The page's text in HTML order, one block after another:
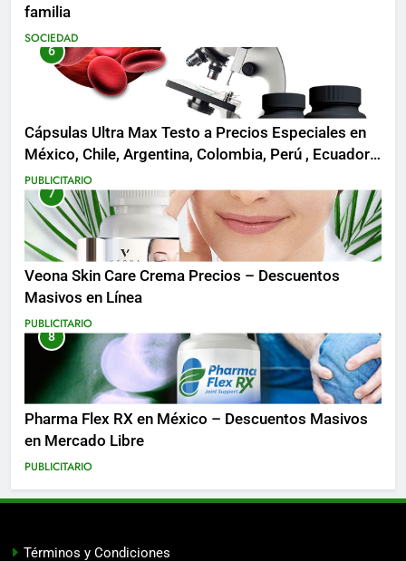
familia
SOCIEDAD
6
Cápsulas Ultra Max Testo a Precios Especiales en
México, Chile, Argentina, Colombia, Perú , Ecuador,
Costa Rica y Más
PUBLICITARIO
7
Veona Skin Care Crema Precios – Descuentos
Masivos en Línea
PUBLICITARIO
8
Pharma Flex RX en México – Descuentos Masivos
en Mercado Libre
PUBLICITARIO
Términos y Condiciones